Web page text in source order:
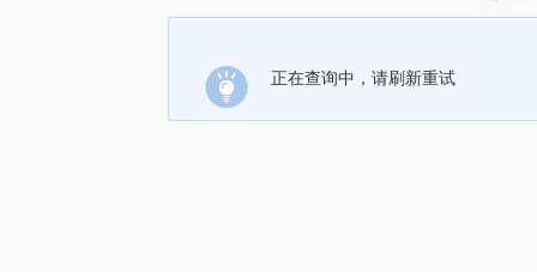
正在查询中，请刷新重试